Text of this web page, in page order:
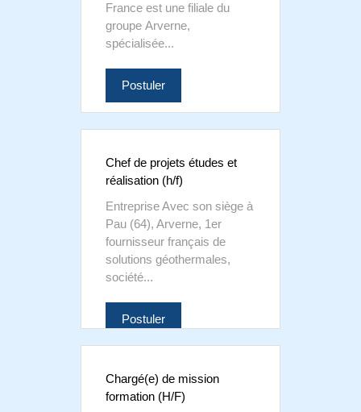
France est une filiale du
groupe Arverne,
spécialisée...
Postuler
Chef de projets études et
réalisation (h/f)
Entreprise Avec son siège à
Pau (64), Arverne, 1er
fournisseur français de
solutions géothermales,
société...
Postuler
Chargé(e) de mission
formation (H/F)